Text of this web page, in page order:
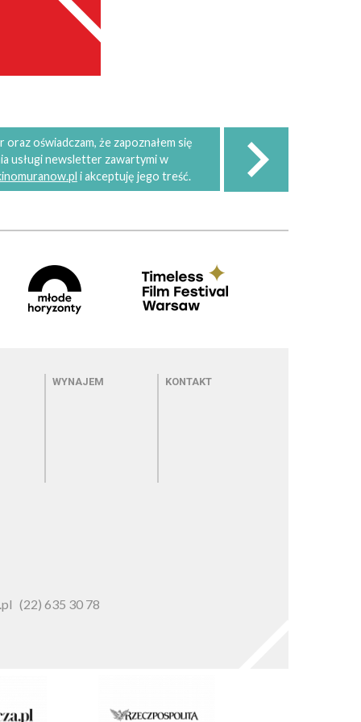
oświadczam, że zapoznałem się
usługi newsletter zawartymi w
i akceptuję jego treść.
Menu - wynajem
WYNAJEM Menu - kontakt
KONTAKT
(22) 635 30 78